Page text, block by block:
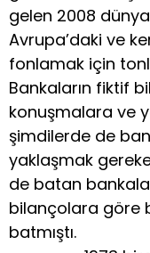
gelen 2008
Avrupa’daki ve
fonlamak için
Bankaların fiktif
konuşmalara ve
şimdilerde de
yaklaşmak
de batan
bilançolara göre
batmıştı.